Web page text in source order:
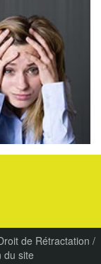
de Rétractation /
du site